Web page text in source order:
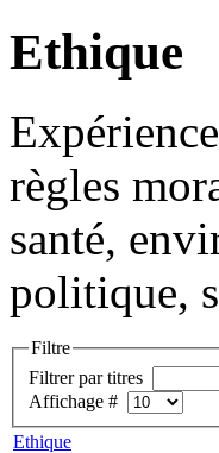
Ethique
règles
santé,
politique,
Filtre
Filtrer par titres
Affichage #
Ethique